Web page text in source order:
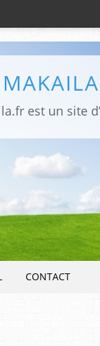
CONTACT